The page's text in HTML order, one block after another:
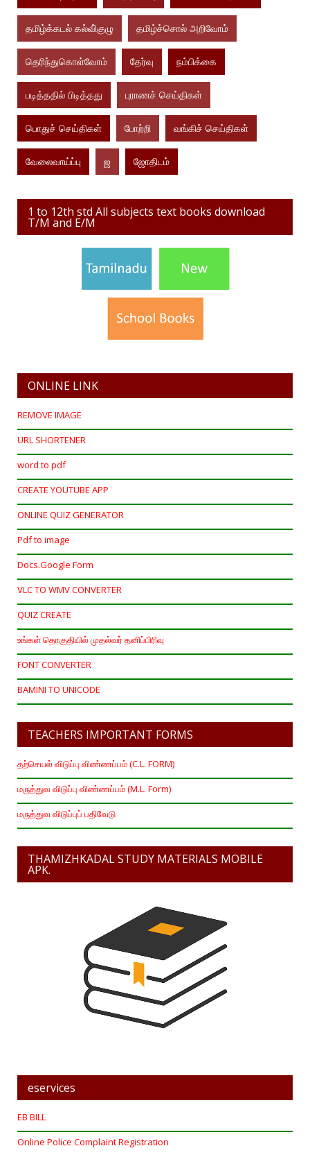
தமிழ்க்கடல் கல்வி்குழு தமிழ்ச்சொல் அறிவோம்
தெரிந்துகொள்வோம் தேர்வு நம்பிக்கை
படித்ததில் பிடித்தது புராணச் செய்திகள்
பொதுச் செய்திகள் போற்றி வங்கிச் செய்திகள்
வேலைவாய்ப்பு ஜ ஜோதிடம்
1 to 12th std All subjects text books download
T/M and E/M
ONLINE LINK
REMOVE IMAGE
URL SHORTENER
word to pdf
CREATE YOUTUBE APP
ONLINE QUIZ GENERATOR
Pdf to image
Docs.Google Form
VLC TO WMV CONVERTER
QUIZ CREATE
உங்கள் தொகுதியில் முதல்வர் தனிப்பிரிவு
FONT CONVERTER
BAMINI TO UNICODE
TEACHERS IMPORTANT FORMS
தற்செயல் விடுப்பு விண்ணப்பம் (C.L. FORM)
மருத்துவ விடுப்பு விண்ணப்பம் (M.L. Form)
மருத்துவ விடுப்புப் பதிவேடு
THAMIZHKADAL STUDY MATERIALS MOBILE
APK.
eservices
EB BILL
Online Police Complaint Registration